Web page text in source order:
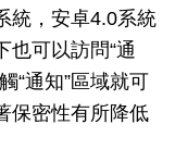
，安卓4.0系統
也可以訪問“通
“通知”區域就可
保密性有所降低